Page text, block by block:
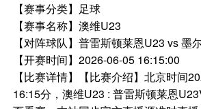
【赛事分类】 足球
【赛事名称】澳维U23
【对阵球队】普雷斯顿莱恩U23 vs 墨
【开赛时间】2026-06-05 16:15:00
【比赛详情】
【比赛介绍】北京时间
16:15分，澳维U23 : 普雷斯顿莱恩